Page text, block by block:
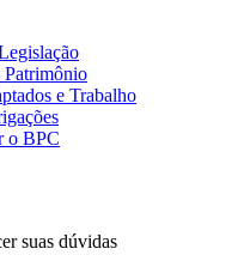
Patrimônio
e Trabalho
o BPC
suas dúvidas